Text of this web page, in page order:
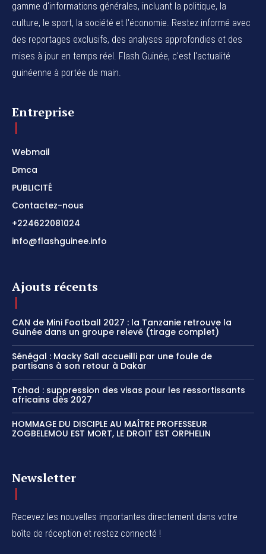
gamme d'informations générales, incluant la politique, la
culture, le sport, la société et l'économie. Restez informé avec
des reportages exclusifs, des analyses approfondies et des
mises à jour en temps réel. Flash Guinée, c'est l'actualité
guinéenne à portée de main.
Entreprise
Webmail
Dmca
PUBLICITÉ
Contactez-nous
+224622081024
info@flashguinee.info
Ajouts récents
CAN de Mini Football 2027 : la Tanzanie retrouve la
Guinée dans un groupe relevé (tirage complet)
Sénégal : Macky Sall accueilli par une foule de
partisans à son retour à Dakar
Tchad : suppression des visas pour les ressortissants
africains dès 2027
HOMMAGE DU DISCIPLE AU MAÎTRE PROFESSEUR
ZOGBELEMOU EST MORT, LE DROIT EST ORPHELIN
Newsletter
Recevez les nouvelles importantes directement dans votre
boîte de réception et restez connecté !